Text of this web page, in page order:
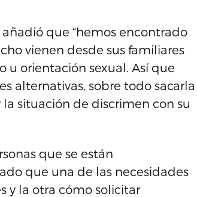
añadió que “hemos encontrado
vienen desde sus familiares
orientación sexual. Así que
alternativas, sobre todo sacarla
situación de discrimen con su
que se están
que una de las necesidades
y la otra cómo solicitar